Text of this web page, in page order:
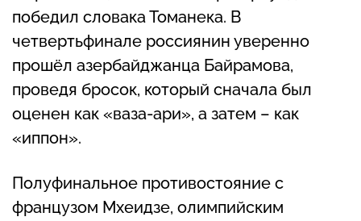
победил словака Томанека. В
четвертьфинале россиянин уверенно
прошёл азербайджанца Байрамова,
проведя бросок, который сначала был
оценен как «ваза-ари», а затем – как
«иппон».
Полуфинальное противостояние с
французом Мхеидзе, олимпийским